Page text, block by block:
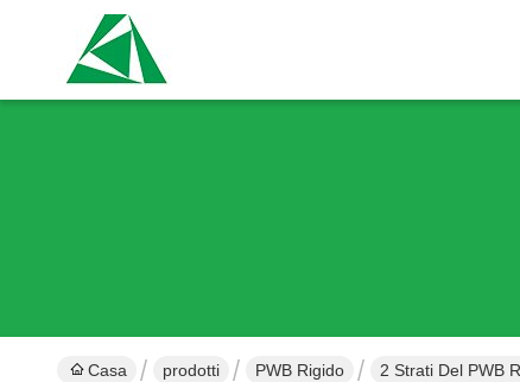
Casa prodotti PWB Rigido 2 Strati Del PWB